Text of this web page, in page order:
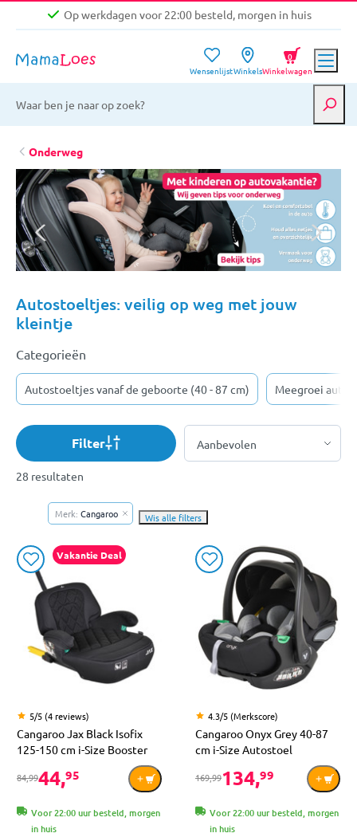
Op werkdagen voor 22:00 besteld, morgen in huis
Niet goed, geld terug garantie
Gratis verzending vanaf €39,-
Op werkdagen voor 22:00 besteld, morgen in huis
WensenlijstWinkelsWinkelwagen
0
Onderweg
Autostoeltjes: veilig op weg met jouw
kleintje
Categorieën
Autostoeltjes vanaf de geboorte (40 - 87 cm) Meegroei
Filter
28 resultaten
Merk: Cangaroo Wis alle filters
Vakantie Deal
5/5 (4 reviews)
Cangaroo Jax Black Isofix
125-150 cm i-Size Booster
84,9944,95
Voor 22:00 uur besteld, morgen
in huis
4.3/5 (Merkscore)
Cangaroo Onyx Grey 40-87
cm i-Size Autostoel
169,99134,99
Voor 22:00 uur besteld, morgen
in huis